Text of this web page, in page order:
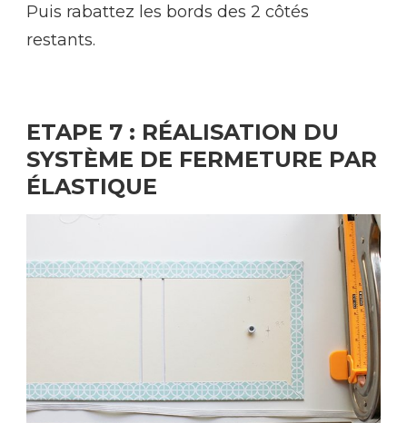
Puis rabattez les bords des 2 côtés
restants.
ETAPE 7 : RÉALISATION DU
SYSTÈME DE FERMETURE PAR
ÉLASTIQUE